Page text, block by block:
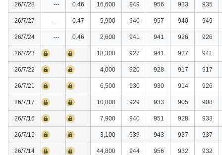
26/7/28 --- 0.46 16,600 949 956 933 935
26/7/27 --- 0.47 5,900 940 957 940 949
26/7/24 --- 0.46 2,600 941 941 926 926
26/7/23 18,300 927 941 927 941
26/7/22 4,000 920 928 917 917
26/7/21 6,500 930 930 914 926
26/7/17 10,800 929 933 905 908
26/7/16 7,900 940 951 928 933
26/7/15 3,100 939 943 937 937
26/7/14 44,800 944 956 932 932